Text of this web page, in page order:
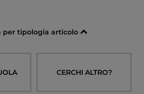
per tipologia articolo
CERCHI ALTRO?